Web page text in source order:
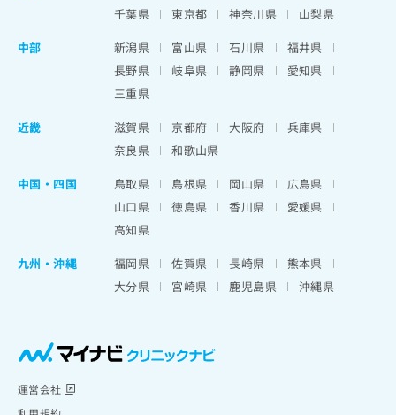
千葉県
東京都 神奈川県
山梨県
中部
新潟県 富山県 石川県
福井県
長野県
岐阜県 静岡県
愛知県
三重県
近畿
滋賀県 京都府 大阪府
兵庫県
奈良県
和歌山県
中国・四国
鳥取県 島根県 岡山県
広島県
山口県
徳島県 香川県
愛媛県
高知県
九州・沖縄
福岡県 佐賀県 長崎県
熊本県
大分県
宮崎県 鹿児島県 沖縄県
運営会社